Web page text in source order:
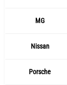
MG
Nissan
Porsche